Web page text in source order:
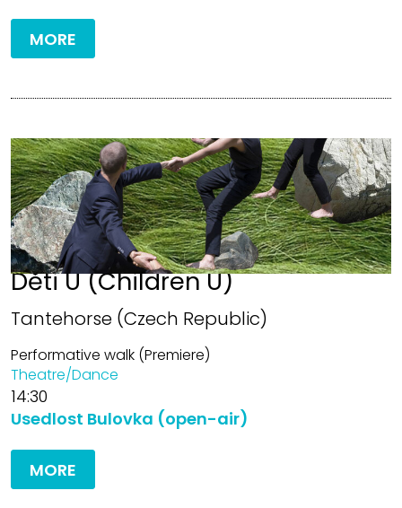
MORE
Děti U (Children U)
Tantehorse (Czech Republic)
Performative walk (Premiere)
Theatre/Dance
14:30
Usedlost Bulovka (open-air)
MORE